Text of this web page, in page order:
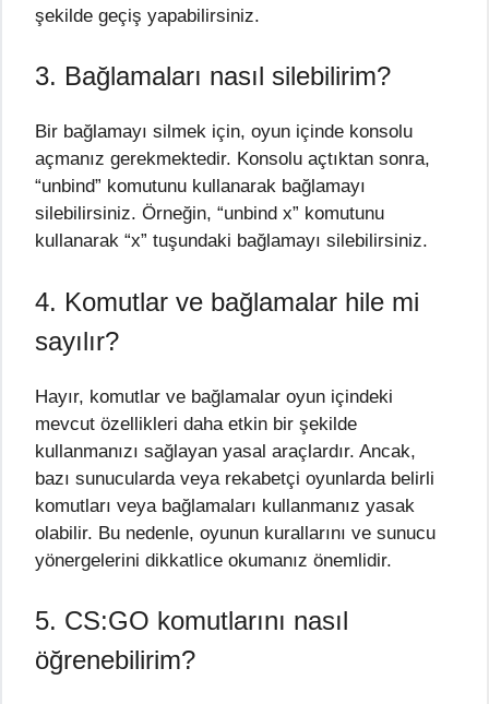
şekilde geçiş yapabilirsiniz.
3. Bağlamaları nasıl silebilirim?
Bir bağlamayı silmek için, oyun içinde konsolu
açmanız gerekmektedir. Konsolu açtıktan sonra,
“unbind” komutunu kullanarak bağlamayı
silebilirsiniz. Örneğin, “unbind x” komutunu
kullanarak “x” tuşundaki bağlamayı silebilirsiniz.
4. Komutlar ve bağlamalar hile mi
sayılır?
Hayır, komutlar ve bağlamalar oyun içindeki
mevcut özellikleri daha etkin bir şekilde
kullanmanızı sağlayan yasal araçlardır. Ancak,
bazı sunucularda veya rekabetçi oyunlarda belirli
komutları veya bağlamaları kullanmanız yasak
olabilir. Bu nedenle, oyunun kurallarını ve sunucu
yönergelerini dikkatlice okumanız önemlidir.
5. CS:GO komutlarını nasıl
öğrenebilirim?